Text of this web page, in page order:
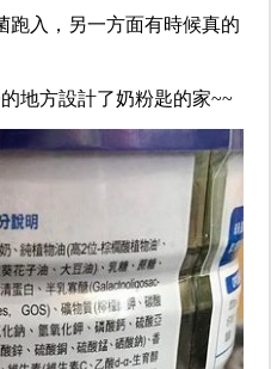
跑入，另一方面有時候真的
地方設計了奶粉匙的家~~